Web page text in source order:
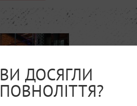
ВИ ДОСЯГЛИ
ПОВНОЛІТТЯ?